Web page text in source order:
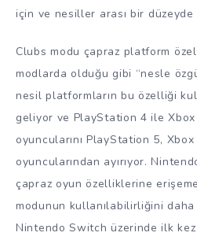
için ve nesiller arası bir
Clubs modu çapraz platform
modlarda olduğu gibi “nesle
nesil platformların bu özelliği
geliyor ve PlayStation 4 ile
oyuncularını PlayStation 5,
oyuncularından ayırıyor.
çapraz oyun özelliklerine
modunun kullanılabilirliğini
Nintendo Switch üzerinde ilk